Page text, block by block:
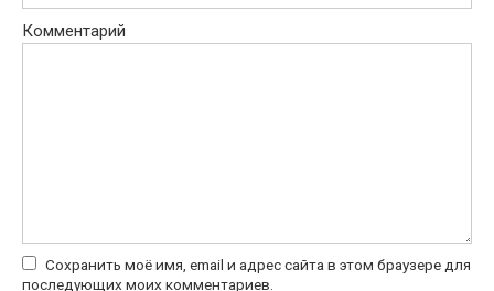
Комментарий
Сохранить моё имя, email и адрес сайта в этом браузере для
последующих моих комментариев.